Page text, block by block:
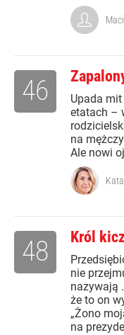
Upada
etatach –
na
Ale nowi
46
Król
nie
nazywają
że to on
„Żono
na
48